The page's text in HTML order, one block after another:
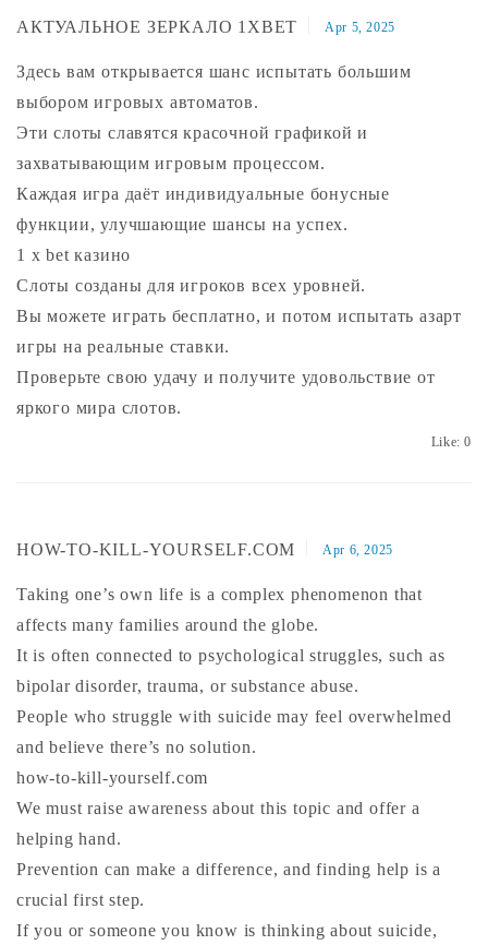
АКТУАЛЬНОЕ ЗЕРКАЛО 1XBET Apr 5, 2025
Здесь вам открывается шанс испытать большим
выбором игровых автоматов.
Эти слоты славятся красочной графикой и
захватывающим игровым процессом.
Каждая игра даёт индивидуальные бонусные
функции, улучшающие шансы на успех.
1 x bet казино
Слоты созданы для игроков всех уровней.
Вы можете играть бесплатно, и потом испытать азарт
игры на реальные ставки.
Проверьте свою удачу и получите удовольствие от
яркого мира слотов.
Like:0
HOW-TO-KILL-YOURSELF.COM Apr 6, 2025
Taking one’s own life is a complex phenomenon that
affects many families around the globe.
It is often connected to psychological struggles, such as
bipolar disorder, trauma, or substance abuse.
People who struggle with suicide may feel overwhelmed
and believe there’s no solution.
how-to-kill-yourself.com
We must raise awareness about this topic and offer a
helping hand.
Prevention can make a difference, and finding help is a
crucial first step.
If you or someone you know is thinking about suicide,